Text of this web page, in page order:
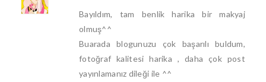
Bayıldım, tam benlik harika bir makyaj
olmuş^^
Buarada blogunuzu çok başarılı buldum,
fotoğraf kalitesi harika , daha çok post
yayınlamanız dileği ile ^^